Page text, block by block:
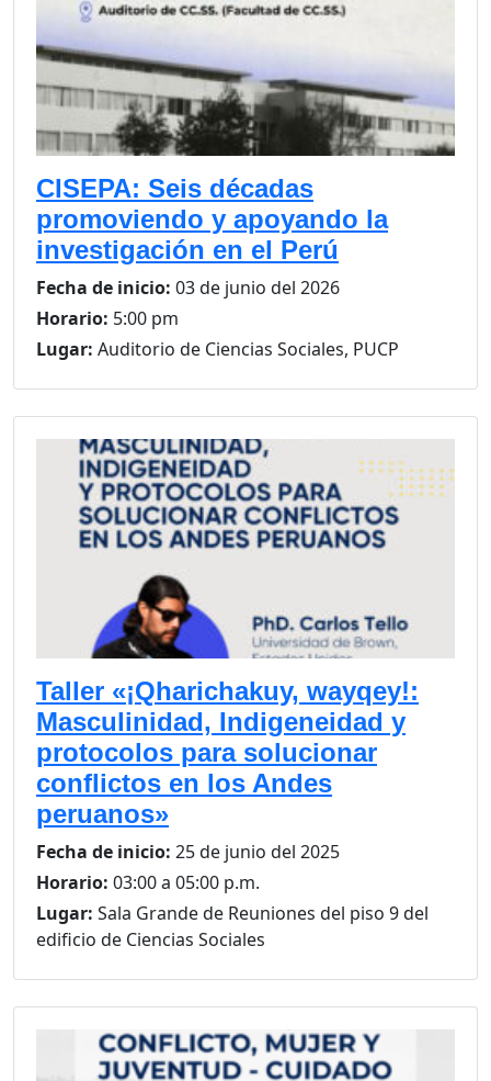
CISEPA: Seis décadas
promoviendo y apoyando la
investigación en el Perú
Fecha de inicio: 03 de junio del 2026
Horario: 5:00 pm
Lugar: Auditorio de Ciencias Sociales, PUCP
Taller «¡Qharichakuy, wayqey!:
Masculinidad, Indigeneidad y
protocolos para solucionar
conflictos en los Andes
peruanos»
Fecha de inicio: 25 de junio del 2025
Horario: 03:00 a 05:00 p.m.
Lugar: Sala Grande de Reuniones del piso 9 del
edificio de Ciencias Sociales